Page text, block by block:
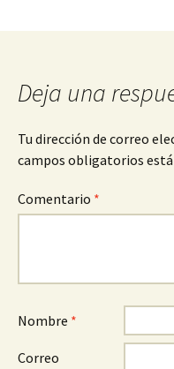
Deja una
Tu dirección de correo
campos obligatorios
Comentario *
Nombre *
Correo